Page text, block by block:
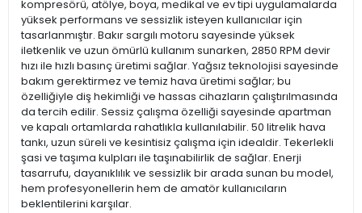
kompresörü, atölye, boya, medikal ve ev tipi uygulamalarda
yüksek performans ve sessizlik isteyen kullanıcılar için
tasarlanmıştır. Bakır sargılı motoru sayesinde yüksek
iletkenlik ve uzun ömürlü kullanım sunarken, 2850 RPM devir
hızı ile hızlı basınç üretimi sağlar. Yağsız teknolojisi sayesinde
bakım gerektirmez ve temiz hava üretimi sağlar; bu
özelliğiyle diş hekimliği ve hassas cihazların çalıştırılmasında
da tercih edilir. Sessiz çalışma özelliği sayesinde apartman
ve kapalı ortamlarda rahatlıkla kullanılabilir. 50 litrelik hava
tankı, uzun süreli ve kesintisiz çalışma için idealdir. Tekerlekli
şasi ve taşıma kulpları ile taşınabilirlik de sağlar. Enerji
tasarrufu, dayanıklılık ve sessizlik bir arada sunan bu model,
hem profesyonellerin hem de amatör kullanıcıların
beklentilerini karşılar.